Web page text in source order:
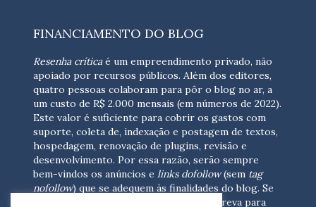
FINANCIAMENTO DO BLOG
Resenha críticaé um empreendimento privado, não
apoiado por recursos públicos. Além dos editores,
quatro pessoas colaboram para pôr o blog no ar, a
um custo de R$ 2.000 mensais (em números de 2022).
Este valor é suficiente para cobrir os gastos com
suporte, coleta de, indexação e postagem de textos,
hospedagem, renovação de plugins, revisão e
desenvolvimento. Por essa razão, serão sempre
bem-vindos os anúncios e links dofollow(sem tag
nofollow) que se adequem às finalidades do blog. Se
escreva para